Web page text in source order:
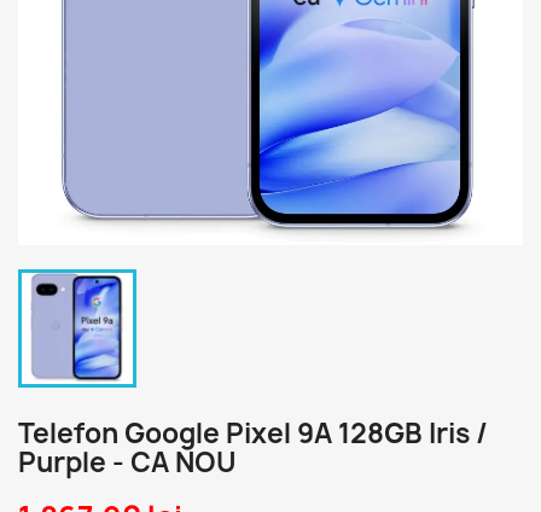
Telefon Google Pixel 9A 128GB Iris /
Purple - CA NOU